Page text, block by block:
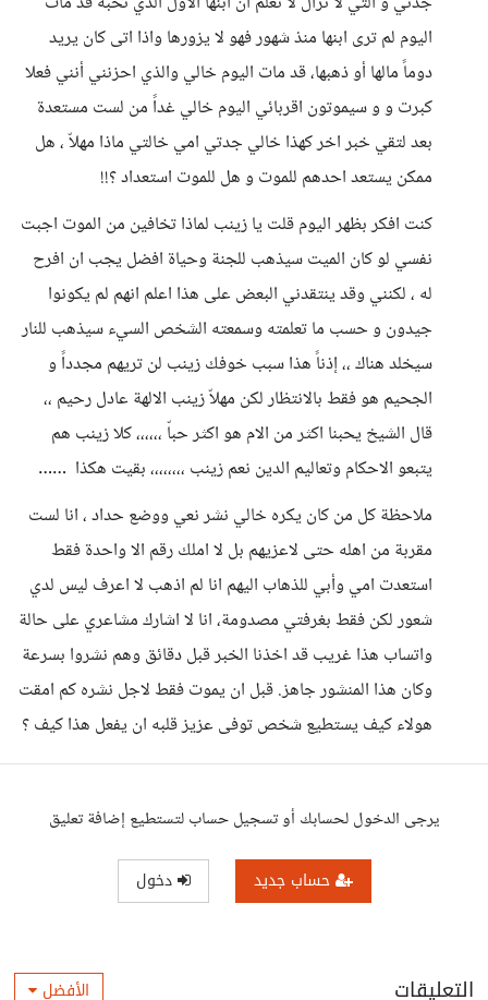
اليوم لم ترى ابنها منذ شهور فهو لا يزورها واذا اتى كان يريد
دوماً مالها أو ذهبها، قد مات اليوم خالي والذي احزنني أنني فعلا
كبرت و و سيموتون اقربائي اليوم خالي غداً من لست مستعدة
بعد لتقي خبر اخر كهذا خالي جدتي امي خالتي ماذا مهلاّ ، هل
ممكن يستعد احدهم للموت و هل للموت استعداد ؟!!
كنت افكر بظهر اليوم قلت يا زينب لماذا تخافين من الموت اجبت
نفسي لو كان الميت سيذهب للجنة وحياة افضل يجب ان افرح
له ، لكنني وقد ينتقدني البعض على هذا اعلم انهم لم يكونوا
جيدون و حسب ما تعلمته وسمعته الشخص السيء سيذهب للنار
سيخلد هناك ،، إذناً هذا سبب خوفك زينب لن تريهم مجدداً و
الجحيم هو فقط بالانتظار لكن مهلاّ زينب الالهة عادل رحيم ،،
قال الشيخ يحبنا اكثر من الام هو اكثر حباّ ،،،،،، كلا زينب هم
يتبعو الاحكام وتعاليم الدين نعم زينب ،،،،،،،، بقيت هكذا ……
ملاحظة كل من كان يكره خالي نشر نعي ووضع حداد ، انا لست
مقربة من اهله حتى لاعزيهم بل لا املك رقم الا واحدة فقط
استعدت امي وأبي للذهاب اليهم انا لم اذهب لا اعرف ليس لدي
شعور لكن فقط بغرفتي مصدومة، انا لا اشارك مشاعري على حالة
واتساب هذا غريب قد اخذنا الخبر قبل دقائق وهم نشروا بسرعة
وكان هذا المنشور جاهز. قبل ان يموت فقط لاجل نشره كم امقت
هولاء كيف يستطيع شخص توفى عزيز قلبه ان يفعل هذا كيف ؟
يرجى الدخول لحسابك أو تسجيل حساب لتستطيع إضافة تعليق
حساب جديد دخول
التعليقات الأفضل